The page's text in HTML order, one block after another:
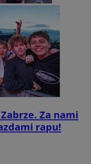
Za nami
rapu!